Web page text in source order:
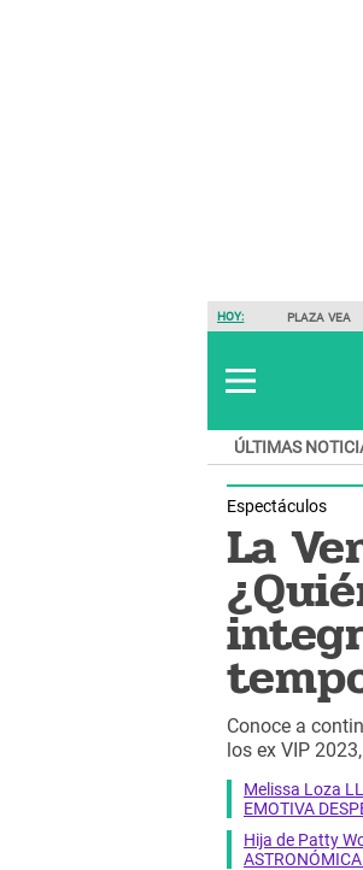
HOY: PLAZA VEA
ÚLTIMAS
Espectáculos
La
Conoce a
los ex VIP
Melissa Loza
EMOTIVA
Hija de Patty